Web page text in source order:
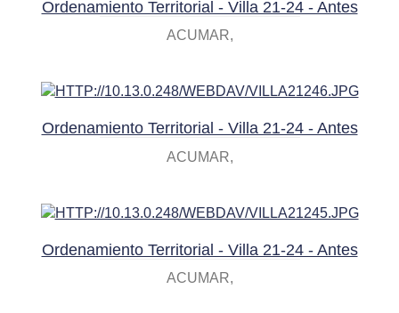
Ordenamiento Territorial - Villa 21-24 - Antes
ACUMAR
Ordenamiento Territorial - Villa 21-24 - Antes
ACUMAR
Ordenamiento Territorial - Villa 21-24 - Antes
ACUMAR